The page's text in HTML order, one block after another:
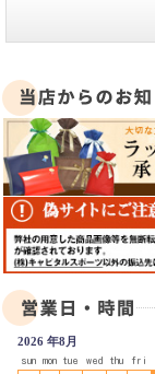
2026 年8月
sun mon tue wed thu fri